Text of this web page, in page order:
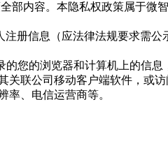
内容。本隐私权政策属于微
册信息（应法律法规要求需
您的浏览器和计算机上的信
联公司移动客户端软件，或
率、电信运营商等。